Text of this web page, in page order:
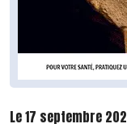
Le 17 septembre